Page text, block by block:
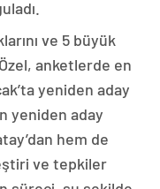
ve 5 büyük
anketlerde en
yeniden aday
yeniden aday
hem de
ve tepkiler